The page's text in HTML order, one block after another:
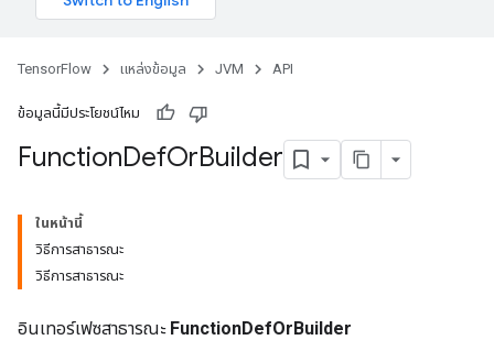
TensorFlow แหล่งข้อมูล JVM API
ข้อมูลนี้มีประโยชน์ไหม
FunctionDefOrBuilder
ในหน้านี้
วิธีการสาธารณะ
วิธีการสาธารณะ
อินเทอร์เฟซสาธารณะ FunctionDefOrBuilder